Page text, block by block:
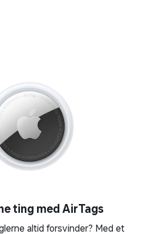
ting med AirTags
altid forsvinder? Med et